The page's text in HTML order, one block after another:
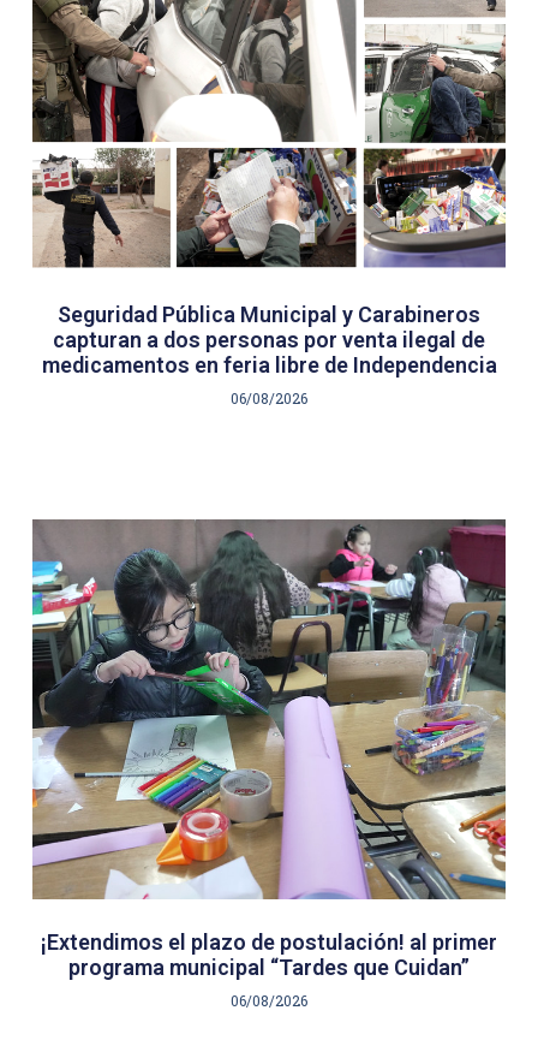
Seguridad Pública Municipal y Carabineros
capturan a dos personas por venta ilegal de
medicamentos en feria libre de Independencia
06/08/2026
¡Extendimos el plazo de postulación! al primer
programa municipal “Tardes que Cuidan”
06/08/2026